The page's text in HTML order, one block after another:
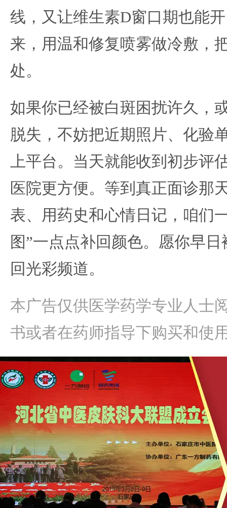
线，又让维生素D窗口期也能
来，用温和修复喷雾做冷敷，
处。
如果你已经被白斑困扰许久，
脱失，不妨把近期照片、化验
上平台。当天就能收到初步评
医院更方便。等到真正面诊那
表、用药史和心情日记，咱们
图”一点点补回颜色。愿你早
回光彩频道。
本广告仅供医学药学专业人士
书或者在药师指导下购买和使